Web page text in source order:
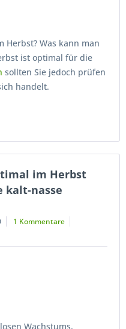
Herbst? Was kann man
ist optimal für die
sollten Sie jedoch prüfen
handelt.
im Herbst
kalt-nasse
1 Kommentare
Wachstums,